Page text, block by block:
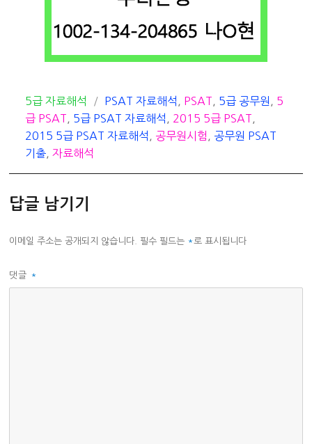
카
테
고
리
5급 자료해석
태
그
PSAT 자료해석 PSAT 5급 공무원
5
급 PSAT
5급 PSAT 자료해석 2015 5급 PSAT
2015 5급 PSAT 자료해석
공무원시험
공무원 PSAT
기출 ,자료해석
답글 남기기
이메일 주소는 공개되지 않습니다. 필수 필드는 * 로 표시됩니다
댓글 *